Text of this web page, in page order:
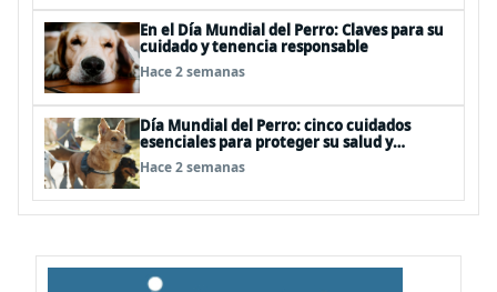
En el Día Mundial del Perro: Claves para su
cuidado y tenencia responsable
Hace 2 semanas
Día Mundial del Perro: cinco cuidados
esenciales para proteger su salud y
bienestar
Hace 2 semanas